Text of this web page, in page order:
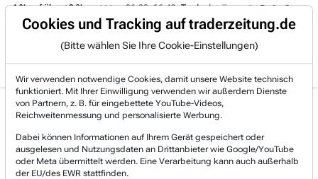
Trading-Room
% auf über +3 %. 06.08. 16:49 Trade des Tages 06.08.
Gratis Account Login
Jetzt registrieren und gratis Artikel lesen.
Bereits bei TraderFox registriert? Jetzt anmelden!
Home
Marktberichte
DAX vor US-Arbeitsmarktbericht schwächer - Grenke...
Cookies und Tracking auf traderzeitung.de
(Bitte wählen Sie Ihre Cookie-Einstellungen)
Wir verwenden notwendige Cookies, damit unsere Website technisch
funktioniert. Mit Ihrer Einwilligung verwenden wir außerdem Dienste
von Partnern, z. B. für eingebettete YouTube-Videos,
Reichweitenmessung und personalisierte Werbung.
Dabei können Informationen auf Ihrem Gerät gespeichert oder
ausgelesen und Nutzungsdaten an Drittanbieter wie Google/YouTube
oder Meta übermittelt werden. Eine Verarbeitung kann auch außerhalb
der EU/des EWR stattfinden.